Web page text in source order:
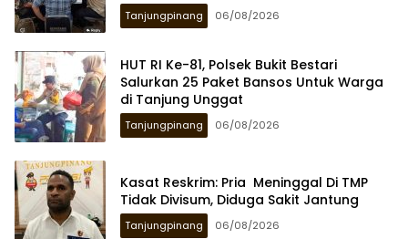
Tanjungpinang 06/08/2026
HUT RI Ke-81, Polsek Bukit Bestari
Salurkan 25 Paket Bansos Untuk Warga
di Tanjung Unggat
Tanjungpinang 06/08/2026
Kasat Reskrim: Pria Meninggal Di TMP
Tidak Divisum, Diduga Sakit Jantung
Tanjungpinang 06/08/2026